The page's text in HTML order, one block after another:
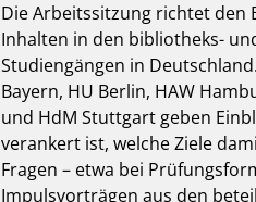
Die Arbeitssitzung richtet den
Inhalten in den bibliotheks-
Studiengängen in
Bayern, HU Berlin, HAW
und HdM Stuttgart geben
verankert ist, welche Ziele
Fragen – etwa bei
Impulsvorträgen aus den